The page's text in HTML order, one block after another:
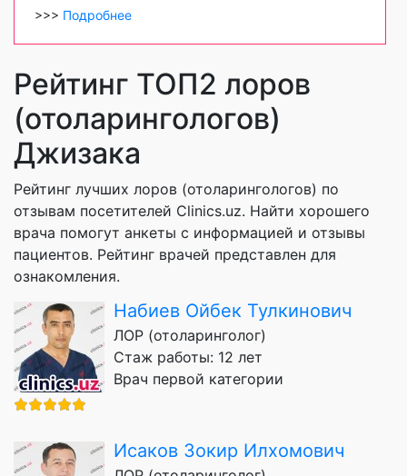
>>> Подробнее
Рейтинг ТОП2 лоров
(отоларингологов)
Джизака
Рейтинг лучших лоров (отоларингологов) по
отзывам посетителей Clinics.uz. Найти хорошего
врача помогут анкеты с информацией и отзывы
пациентов. Рейтинг врачей представлен для
ознакомления.
Набиев Ойбек Тулкинович
ЛОР (отоларинголог)
Стаж работы: 12 лет
Врач первой категории
Исаков Зокир Илхомович